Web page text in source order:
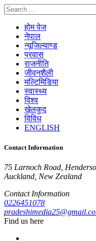
होम पेज
नेपाल
न्यूजिल्याण्ड
प्रवास
राजनीति
जीवनशैली
मल्टिमिडिया
स्वास्थ्य
विश्व
खेलकुद
विविध
ENGLISH
Contact Information
75 Larnoch Road,
Auckland, New Zealand
Contact Information
0226451078
Find us here